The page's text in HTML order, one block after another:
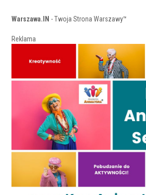
Warszawa.IN - Twoja Strona Warszawy™
Reklama